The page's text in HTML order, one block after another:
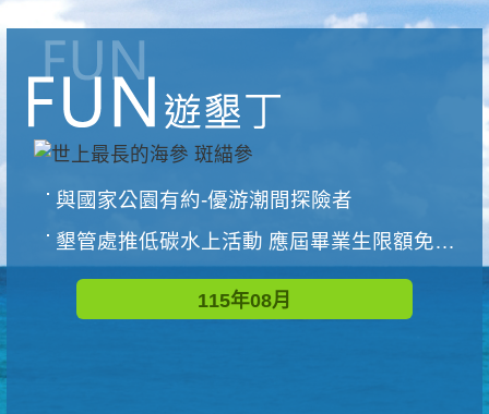
與國家公園有約-優游潮間探險者
墾管處推低碳水上活動 應屆畢業生限額免費參加
115年08月